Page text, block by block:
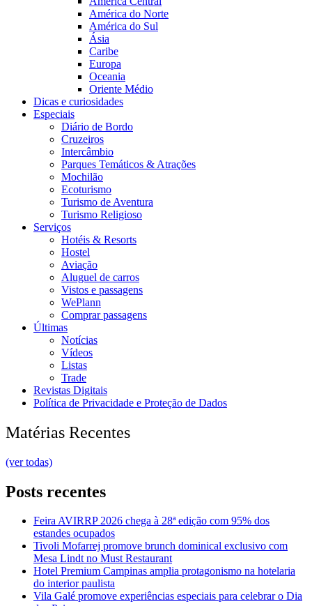
América do Norte
América do Sul
Ásia
Caribe
Europa
Oceania
Oriente Médio
Dicas e curiosidades
Especiais
Diário de Bordo
Cruzeiros
Intercâmbio
Parques Temáticos & Atrações
Mochilão
Ecoturismo
Turismo de Aventura
Turismo Religioso
Serviços
Hotéis & Resorts
Hostel
Aviação
Aluguel de carros
Vistos e passagens
WePlann
Comprar passagens
Últimas
Notícias
Vídeos
Listas
Trade
Revistas Digitais
Política de Privacidade e Proteção de Dados
Matérias Recentes
(ver todas)
Posts recentes
Feira AVIRRP 2026 chega à 28ª edição com 95% dos
estandes ocupados
Tivoli Mofarrej promove brunch dominical exclusivo com
Mesa Lindt no Must Restaurant
Hotel Premium Campinas amplia protagonismo na hotelaria
do interior paulista
Vila Galé promove experiências especiais para celebrar o Dia